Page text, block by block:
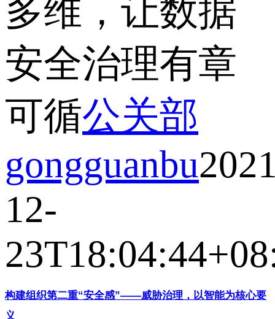
多维，让数据
安全治理有章
可循公关部
gongguanbu
12-
构建组织第二重“安全感”——威胁治理，以智能为核心要
义